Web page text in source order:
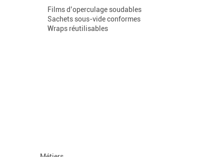
Films d’operculage soudables
Sachets sous-vide conformes
Wraps réutilisables